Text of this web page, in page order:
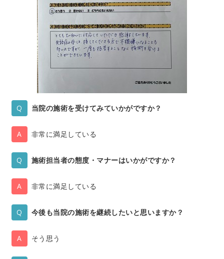
当院の施術を受けてみていかがですか？
非常に満足している
施術担当者の態度・マナーはいかがですか？
非常に満足している
今後も当院の施術を継続したいと思いますか？
そう思う